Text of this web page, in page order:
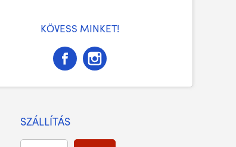
KÖVESS MINKET!
SZÁLLÍTÁS